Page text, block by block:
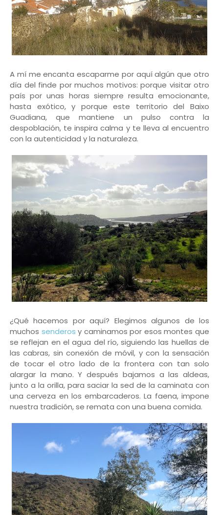
A mí me encanta escaparme por aquí algún que otro
día del finde por muchos motivos: porque visitar otro
país por unas horas siempre resulta emocionante,
hasta exótico, y porque este territorio del Baixo
Guadiana, que mantiene un pulso contra la
despoblación, te inspira calma y te lleva al encuentro
con la autenticidad y la naturaleza.
¿Qué hacemos por aquí? Elegimos algunos de los
muchos senderos y caminamos por esos montes que
se reflejan en el agua del río, siguiendo las huellas de
las cabras, sin conexión de móvil, y con la sensación
de tocar el otro lado de la frontera con tan solo
alargar la mano. Y después bajamos a las aldeas,
junto a la orilla, para saciar la sed de la caminata con
una cerveza en los embarcaderos. La faena, impone
nuestra tradición, se remata con una buena comida.